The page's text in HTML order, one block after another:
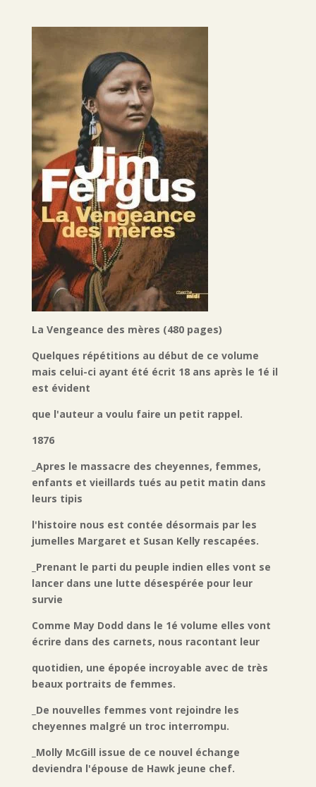
La Vengeance des mères (480 pages)
Quelques répétitions au début de ce volume
mais celui-ci ayant été écrit 18 ans après le 1é il
est évident
que l'auteur a voulu faire un petit rappel.
1876
_Apres le massacre des cheyennes, femmes,
enfants et vieillards tués au petit matin dans
leurs tipis
l'histoire nous est contée désormais par les
jumelles Margaret et Susan Kelly rescapées.
_Prenant le parti du peuple indien elles vont se
lancer dans une lutte désespérée pour leur
survie
Comme May Dodd dans le 1é volume elles vont
écrire dans des carnets, nous racontant leur
quotidien, une épopée incroyable avec de très
beaux portraits de femmes.
_De nouvelles femmes vont rejoindre les
cheyennes malgré un troc interrompu.
_Molly McGill issue de ce nouvel échange
deviendra l'épouse de Hawk jeune chef.